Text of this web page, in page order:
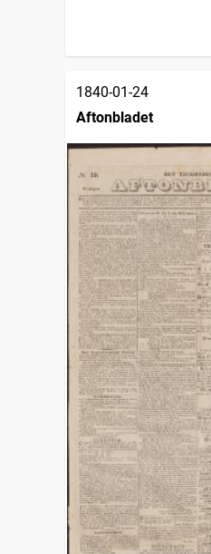
1840-01-24
Aftonbladet